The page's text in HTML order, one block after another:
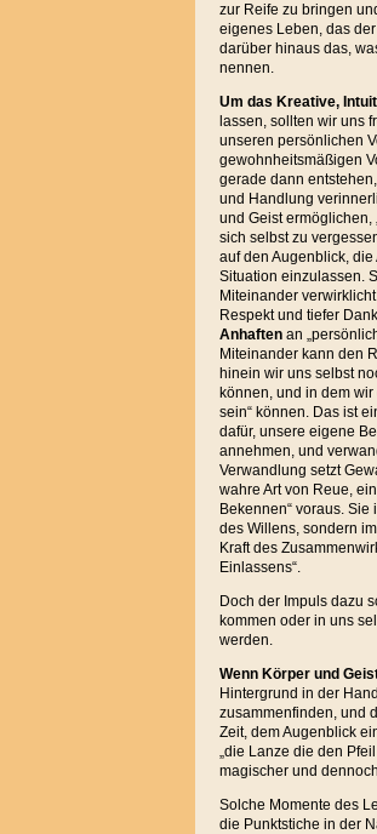
zur Reife zu bringen
eigenes Leben, das
darüber hinaus das,
nennen.
Um das Kreative,
lassen, sollten wir uns
unseren persönlichen
gewohnheitsmäßigen
gerade dann
und Handlung
und Geist ermöglichen,
sich selbst zu
auf den Augenblick,
Situation einzulassen.
Miteinander
Respekt und tiefer
Anhaftenan
Miteinander kann den
hinein wir uns selbst
können, und in dem
sein“ können. Das ist
dafür, unsere eigene
annehmen, und
Verwandlung setzt
wahre Art von Reue,
Bekennen“ voraus. Sie
des Willens, sondern
Kraft des
Einlassens“.
Doch der Impuls dazu
kommen oder in uns
werden.
Wenn Körper und
Hintergrund in der
zusammenfinden, und
Zeit, dem Augenblick
„die Lanze die den
magischer und
Solche Momente des
die Punktstiche in der